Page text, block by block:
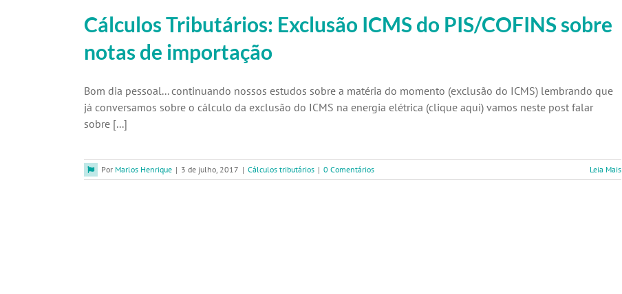
Cálculos Tributários: Exclusão ICMS do PIS/COFINS sobre
notas de importação
Bom dia pessoal... continuando nossos estudos sobre a matéria do momento (exclusão do ICMS) lembrando que
já conversamos sobre o cálculo da exclusão do ICMS na energia elétrica (clique aqui) vamos neste post falar
sobre [...]
Por Marlos Henrique | 3 de julho, 2017 | Cálculos tributários | 0 Comentários Leia Mais